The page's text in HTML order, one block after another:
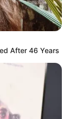
After 46 Years